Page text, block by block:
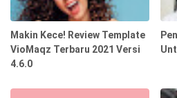
Makin Kece! Review Template
VioMaqz Terbaru 2021 Versi
4.6.0